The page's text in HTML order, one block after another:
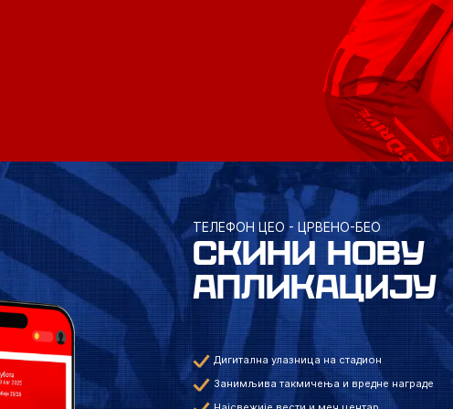
ТЕЛЕФОН ЦЕО - ЦРВЕНО-БЕО
СКИНИ НОВУ
АПЛИКАЦИЈУ
Дигитална улазница на стадион
Занимљива такмичења и вредне награде